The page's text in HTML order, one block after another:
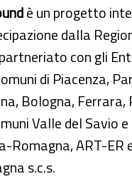
è un progetto
dalla
con gli
di Piacenza,
Bologna, Ferrara,
Valle del Savio
Romagna, ART-ER
s.c.s.